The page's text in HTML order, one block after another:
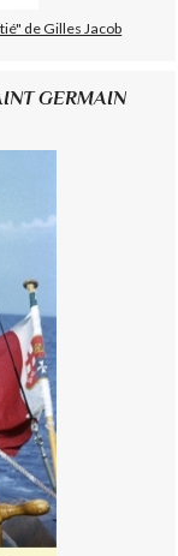
de Gilles Jacob
GERMAIN